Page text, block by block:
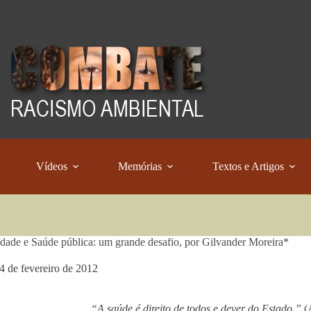
Vídeos Memórias Textos e Artigos
e Saúde pública: um grande desafio, por Gilvander Moreira*
de fevereiro de 2012
“A saúde é direito de todos e dever do Estado.”